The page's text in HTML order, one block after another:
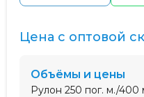
Цена с оптовой
Объёмы и цены
Рулон 250 пог. м./400